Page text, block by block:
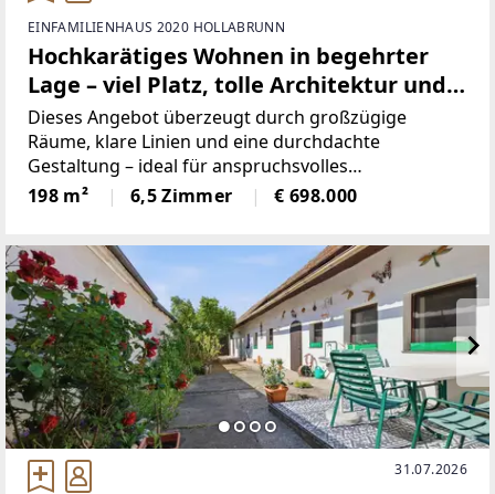
EINFAMILIENHAUS 2020 HOLLABRUNN
Hochkarätiges Wohnen in begehrter
Lage – viel Platz, tolle Architektur und
optimale Raumaufteilung!
Dieses Angebot überzeugt durch großzügige
Räume, klare Linien und eine durchdachte
Gestaltung – ideal für anspruchsvolles
Familienleben.Das gepflegte Einfamilienhaus in
solider Massivbauweise aus den Jahren ca. 1990–
198 m² 6,5 Zimmer € 698.000
31.07.2026